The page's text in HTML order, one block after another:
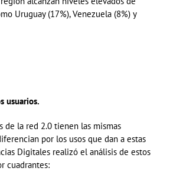
Uruguay (17%), Venezuela (8%) y
usuarios.
de la red 2.0 tienen las mismas
por los usos que dan a estas
Digitales realizó el análisis de estos
cuadrantes: